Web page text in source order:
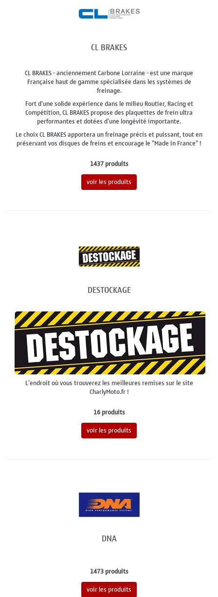
CL BRAKES
CL BRAKES - anciennement Carbone Lorraine - est une marque
Française haut de gamme spécialisée dans les systèmes de
freinage.
Fort d'une solide expérience dans le milieu Routier, Racing et
Compétition, CL BRAKES propose des plaquettes de frein ultra
performantes et dotées d'une longévité importante.
Le choix CL BRAKES apportera un freinage précis et puissant, tout en
préservant vos disques de freins et encourage le "Made in France" !
1437 produits
voir les produits
DESTOCKAGE
L'endroit où vous trouverez les meilleures remises sur le site
CharlyMoto.fr !
16 produits
voir les produits
DNA
1473 produits
voir les produits